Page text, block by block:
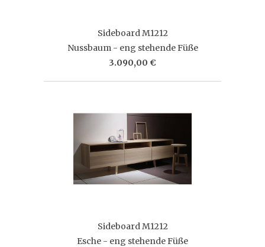
Sideboard M1212
Nussbaum - eng stehende Füße
3.090,00 €
Sideboard M1212
Esche - eng stehende Füße